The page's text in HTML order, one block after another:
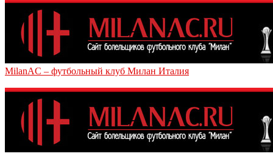
MilanAC – футбольный клуб Милан Италия